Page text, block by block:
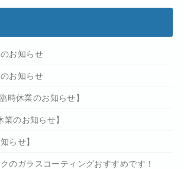
お知らせ
お知らせ
時休業のお知らせ】
業のお知らせ】
らせ】
のガラスコーティングおすすめです！